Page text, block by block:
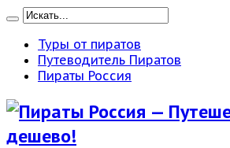
Туры от пиратов
Путеводитель Пиратов
Пираты Россия